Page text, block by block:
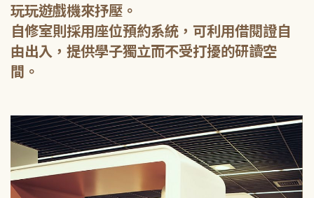
玩玩遊戲機來抒壓。
自修室則採用座位預約系統，可利用借閱證自
由出入，提供學子獨立而不受打擾的研讀空
間。